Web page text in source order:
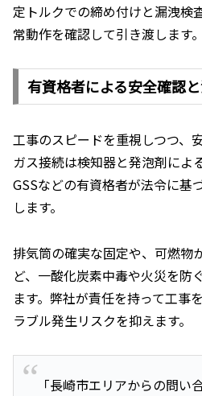
定トルクでの締め付けと漏洩検
常動作を確認して引き渡します。
有資格者による安全確認
工事のスピードを重視しつつ、
ガス接続は検知器と発泡剤によ
GSSなどの有資格者が法令に基
します。
排気筒の確実な固定や、可燃物
ど、一酸化炭素中毒や火災を防
ます。弊社が責任を持って工事
ラブル発生リスクを抑えます。
「長崎市エリアからの問い